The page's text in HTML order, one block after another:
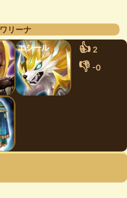
ワリーナ
エシール 👍 2
👎 -0